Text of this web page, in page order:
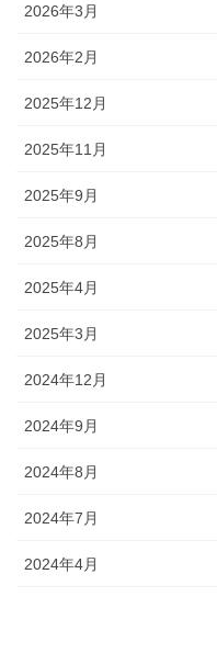
2026年3月
2026年2月
2025年12月
2025年11月
2025年9月
2025年8月
2025年4月
2025年3月
2024年12月
2024年9月
2024年8月
2024年7月
2024年4月